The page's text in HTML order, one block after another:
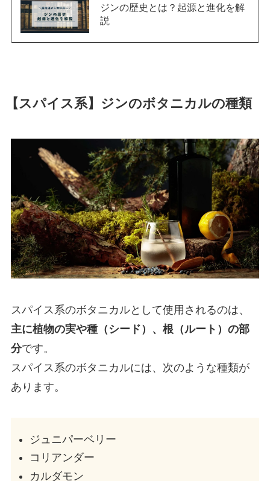
ジンの歴史とは？起源と進化を解
説
【スパイス系】ジンのボタニカルの種類
スパイス系のボタニカルとして使用されるのは、
主に植物の実や種（シード）、根（ルート）の部
分です。
スパイス系のボタニカルには、次のような種類が
あります。
ジュニパーベリー
コリアンダー
カルダモン